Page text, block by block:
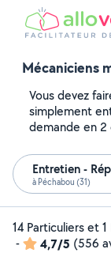
Mécaniciens
Vous devez
simplement
demande en 2
Entretien -
à Péchabou (31)
14 Particuliers et
-
4,7/5 (556